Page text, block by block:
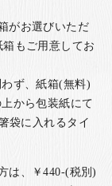
がお選びいただ
もご用意してお
ず、紙箱(無料)
から包装紙にて
袋に入れるタイ
は、￥440-(税別)